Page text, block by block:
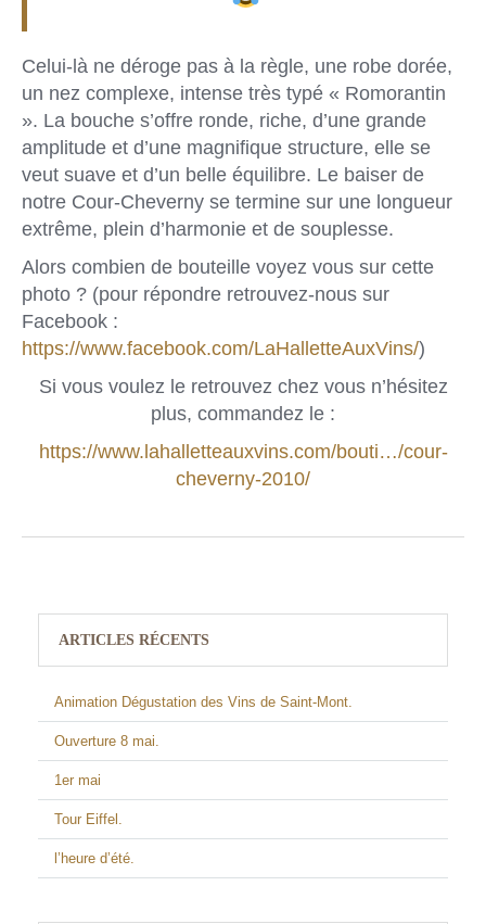
Celui-là ne déroge pas à la règle, une robe dorée,
un nez complexe, intense très typé « Romorantin
». La bouche s’offre ronde, riche, d’une grande
amplitude et d’une magnifique structure, elle se
veut suave et d’un belle équilibre. Le baiser de
notre Cour-Cheverny se termine sur une longueur
extrême, plein d’harmonie et de souplesse.
Alors combien de bouteille voyez vous sur cette
photo ? (pour répondre retrouvez-nous sur
Facebook :
https://www.facebook.com/LaHalletteAuxVins/)
Si vous voulez le retrouvez chez vous n’hésitez
plus, commandez le :
https://www.lahalletteauxvins.com/bouti…/cour-
cheverny-2010/
ARTICLES RÉCENTS
Animation Dégustation des Vins de Saint-Mont.
Ouverture 8 mai.
1er mai
Tour Eiffel.
l’heure d’été.